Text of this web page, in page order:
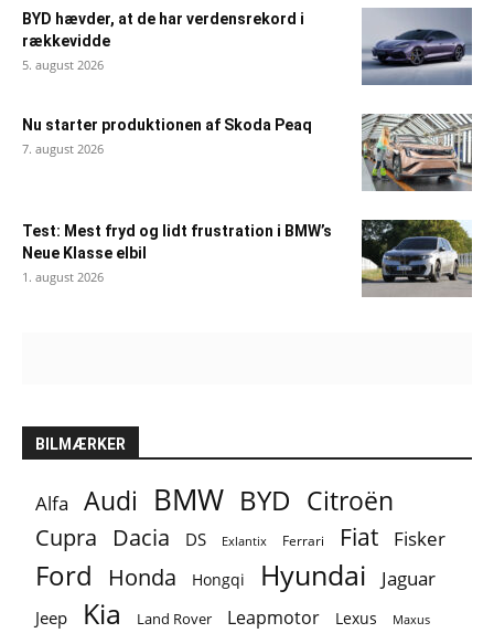
BYD hævder, at de har verdensrekord i
rækkevidde
5. august 2026
Nu starter produktionen af Skoda Peaq
7. august 2026
Test: Mest fryd og lidt frustration i BMW’s
Neue Klasse elbil
1. august 2026
BILMÆRKER
Alfa Audi BMW BYD Citroën
Cupra Dacia DS Exlantix Ferrari Fiat Fisker
Ford Honda Hongqi Hyundai Jaguar
Jeep Kia Land Rover Leapmotor Lexus Maxus